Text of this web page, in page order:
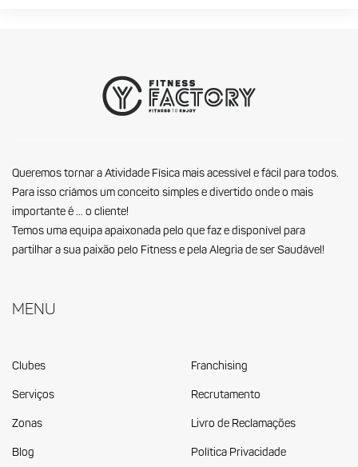
Queremos tornar a Atividade Física mais acessível e fácil para todos.
Para isso criámos um conceito simples e divertido onde o mais
importante é … o cliente!
Temos uma equipa apaixonada pelo que faz e disponível para
partilhar a sua paixão pelo Fitness e pela Alegria de ser Saudável!
Menu
Clubes
Serviços
Zonas
Blog
Franchising
Recrutamento
Livro de Reclamações
Política Privacidade